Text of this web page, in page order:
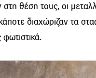
στη θέση τους, οι
διαχώριζαν τα